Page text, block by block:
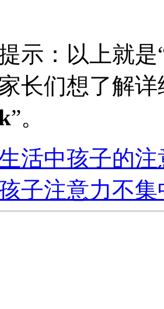
：以上就是
长们想了解
”。
活中孩子的注
子注意力不